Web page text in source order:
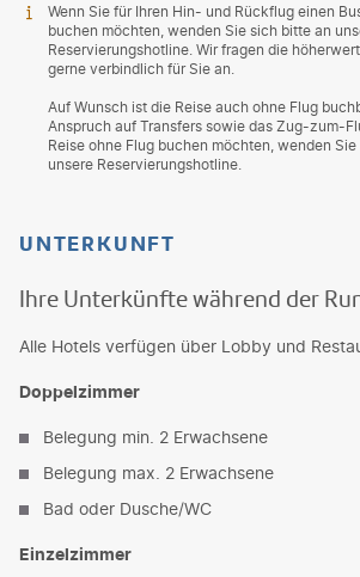
Wenn Sie für Ihren Hin- und Rückflug einen
buchen möchten, wenden Sie sich bitte an
Reservierungshotline. Wir fragen die
gerne verbindlich für Sie an.
Auf Wunsch ist die Reise auch ohne Flug
Anspruch auf Transfers sowie das Zug-zum-
Reise ohne Flug buchen möchten, wenden
unsere Reservierungshotline.
UNTERKUNFT
Ihre Unterkünfte während der
Alle Hotels verfügen über Lobby und
Doppelzimmer
Belegung min. 2 Erwachsene
Belegung max. 2 Erwachsene
Bad oder Dusche/WC
Einzelzimmer